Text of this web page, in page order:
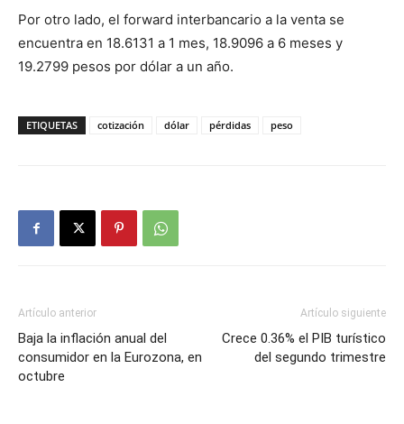
Por otro lado, el forward interbancario a la venta se
encuentra en 18.6131 a 1 mes, 18.9096 a 6 meses y
19.2799 pesos por dólar a un año.
ETIQUETAS cotización dólar pérdidas peso
Artículo anterior
Baja la inflación anual del
consumidor en la Eurozona, en
octubre
Artículo siguiente
Crece 0.36% el PIB turístico
del segundo trimestre